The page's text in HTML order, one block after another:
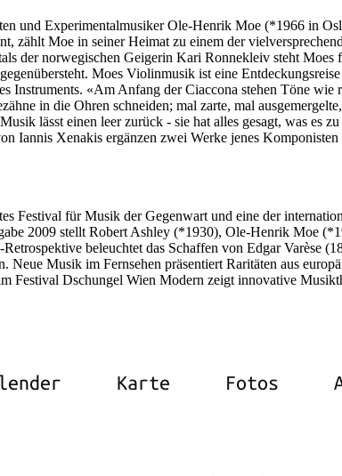
und Experimentalmusiker Ole-Henrik Moe (*1966 in
zählt Moe in seiner Heimat zu einem der
der norwegischen Geigerin Kari Ronnekleiv steht Moes
Moes Violinmusik ist eine
Instruments. «Am Anfang der Ciaccona stehen Töne
in die Ohren schneiden; mal zarte, mal
lässt einen leer zurück - sie hat alles gesagt, was es
Iannis Xenakis ergänzen zwei Werke jenes
Festival für Musik der Gegenwart und eine der
2009 stellt Robert Ashley (*1930), Ole-Henrik Moe
beleuchtet das Schaffen von Edgar Varèse
Neue Musik im Fernsehen präsentiert Raritäten aus
Festival Dschungel Wien Modern zeigt innovative